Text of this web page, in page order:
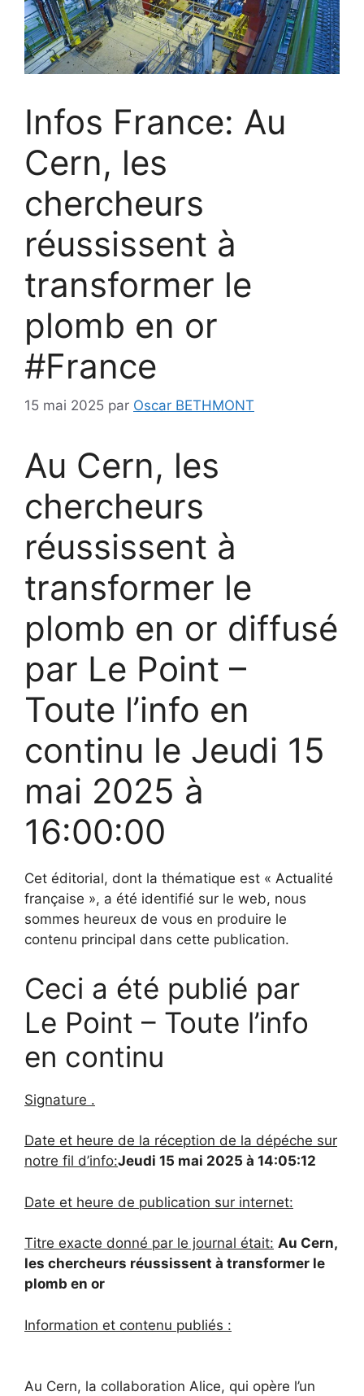
Infos France: Au
Cern, les
chercheurs
réussissent à
transformer le
plomb en or
#France
15 mai 2025 par Oscar BETHMONT
Au Cern, les
chercheurs
réussissent à
transformer le
plomb en or diffusé
par Le Point –
Toute l’info en
continu le Jeudi 15
mai 2025 à
16:00:00
Cet éditorial, dont la thématique est « Actualité
française », a été identifié sur le web, nous
sommes heureux de vous en produire le
contenu principal dans cette publication.
Ceci a été publié par
Le Point – Toute l’info
en continu
Signature .
Date et heure de la réception de la dépéche sur
notre fil d’info:Jeudi 15 mai 2025 à 14:05:12
Date et heure de publication sur internet:
Titre exacte donné par le journal était: Au Cern,
les chercheurs réussissent à transformer le
plomb en or
Information et contenu publiés :
Au Cern, la collaboration Alice, qui opère l’un